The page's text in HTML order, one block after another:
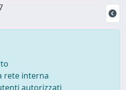
rete interna
autorizzati